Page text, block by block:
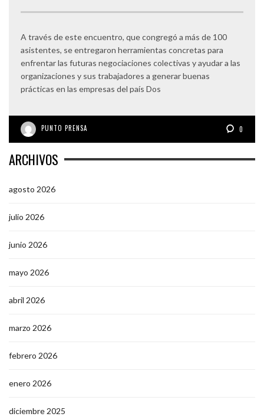
A través de este encuentro, que congregó a más de 100
asistentes, se entregaron herramientas concretas para
enfrentar las futuras negociaciones colectivas y ayudar a las
organizaciones y sus trabajadores a generar buenas
prácticas en las empresas del país Dos
PUNTO PRENSA 0
ARCHIVOS
agosto 2026
julio 2026
junio 2026
mayo 2026
abril 2026
marzo 2026
febrero 2026
enero 2026
diciembre 2025